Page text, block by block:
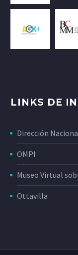
LINKS DE
Dirección
OMPI
Museo Virtual
Ottavilla